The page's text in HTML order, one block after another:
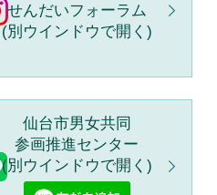
せんだいフォーラム
(別ウインドウで開く)
仙台市男女共同
参画推進センター
(別ウインドウで開く)